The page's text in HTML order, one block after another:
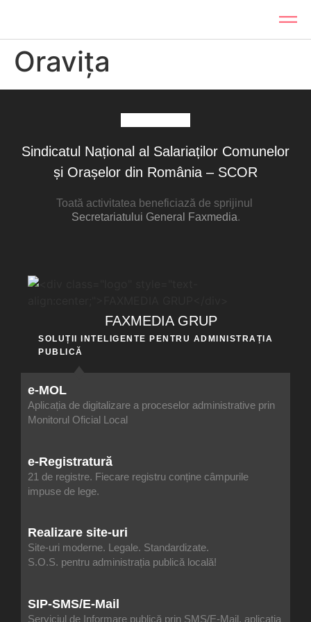
Oravița
Sindicatul Național al Salariaților Comunelor
și Orașelor din România – SCOR
Toată activitatea beneficiază de sprijinul
Secretariatului General Faxmedia.
e-MOL
Aplicația de digitalizare a proceselor administrative prin
Monitorul Oficial Local
e-Registratură
21 de registre. Fiecare registru conține câmpurile
impuse de lege.
Realizare site-uri
Site-uri moderne. Legale. Standardizate.
S.O.S. pentru administrația publică locală!
SIP-SMS/E-Mail
Serviciul de Informare publică prin SMS/E-Mail, aplicația
FAXMEDIA GRUP
SOLUȚII INTELIGENTE PENTRU ADMINISTRAȚIA
PUBLICĂ